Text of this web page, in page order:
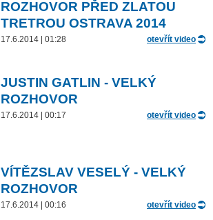
ROZHOVOR PŘED ZLATOU
TRETROU OSTRAVA 2014
17.6.2014 | 01:28 otevřít video
JUSTIN GATLIN - VELKÝ
ROZHOVOR
17.6.2014 | 00:17 otevřít video
VÍTĚZSLAV VESELÝ - VELKÝ
ROZHOVOR
17.6.2014 | 00:16 otevřít video